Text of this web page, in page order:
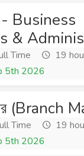
Business
&
Time
19
5th 2026
(Branch
Time
19
5th 2026